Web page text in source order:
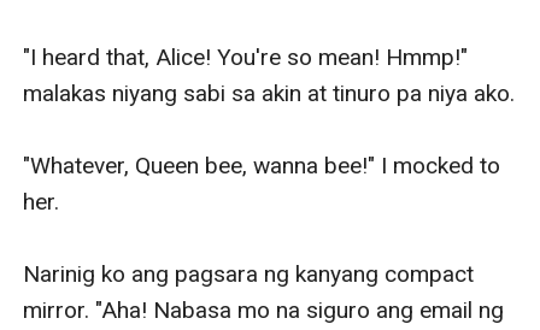
"I heard that, Alice! You're so mean! Hmmp!"
malakas niyang sabi sa akin at tinuro pa niya ako.
"Whatever, Queen bee, wanna bee!" I mocked to
her.
Narinig ko ang pagsara ng kanyang compact
mirror. "Aha! Nabasa mo na siguro ang email ng